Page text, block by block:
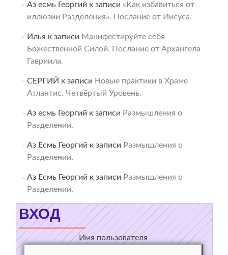
Аз есмь Георгий к записи «Как избавиться от
иллюзии Разделения». Послание от Иисуса.
Илья к записи Манифестируйте себя
Божественной Силой. Послание от Архангела
Гавриила.
СЕРГИЙ к записи Новые практики в Храме
Атлантис. Четвёртый Уровень.
Аз есмь Георгий к записи Размышления о
Разделении.
Аз Есмь Георгий к записи Размышления о
Разделении.
Аз Есмь Георгий к записи Размышления о
Разделении.
ВХОД
Имя пользователя